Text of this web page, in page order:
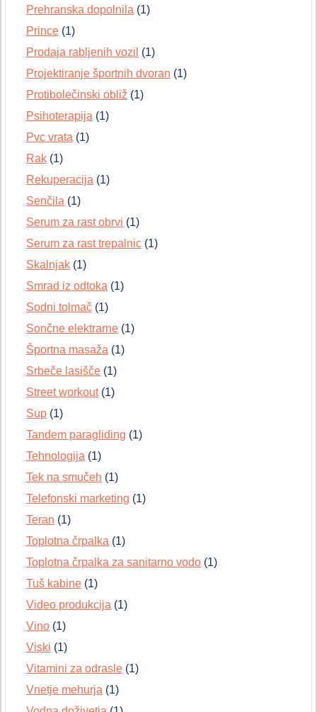
Prehranska dopolnila (1)
Prince (1)
Prodaja rabljenih vozil (1)
Projektiranje športnih dvoran (1)
Protibolečinski obliž (1)
Psihoterapija (1)
Pvc vrata (1)
Rak (1)
Rekuperacija (1)
Senčila (1)
Serum za rast obrvi (1)
Serum za rast trepalnic (1)
Skalnjak (1)
Smrad iz odtoka (1)
Sodni tolmač (1)
Sončne elektrarne (1)
Športna masaža (1)
Srbeče lasišče (1)
Street workout(1)
Sup (1)
Tandem paragliding (1)
Tehnologija (1)
Tek na smučeh (1)
Telefonski marketing (1)
Teran (1)
Toplotna črpalka (1)
Toplotna črpalka za sanitarno vodo (1)
Tuš kabine (1)
Video produkcija (1)
Vino (1)
Viski (1)
Vitamini za odrasle (1)
Vnetje mehurja (1)